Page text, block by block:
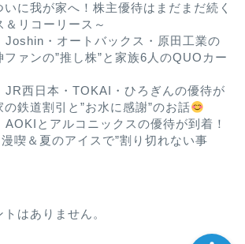
に我が家へ！株主優待はまだまだ続く
＆リコーリース～
Joshin・オートバックス・原田工業の
ァンの”推し株”と家族6人のQUOカー
JR西日本・TOKAI・ひろぎんの優待が
鉄道割引と”お水に感謝”のお話
AOKIとアルコニックスの優待が到着！
喫＆夏のアイスで”割り切れない事
はありません。
ホーム
お問い合わせ